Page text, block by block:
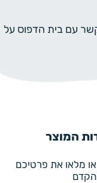
עם בית הדפוס על
המוצר
התקשרו אלינו למספר 073-7597187 או מלאו את פרטיכם